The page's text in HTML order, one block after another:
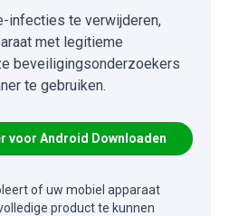
infecties te verwijderen,
met legitieme
beveiligingsonderzoekers
te gebruiken.
voor Android Downloaden
of uw mobiel apparaat
product te kunnen